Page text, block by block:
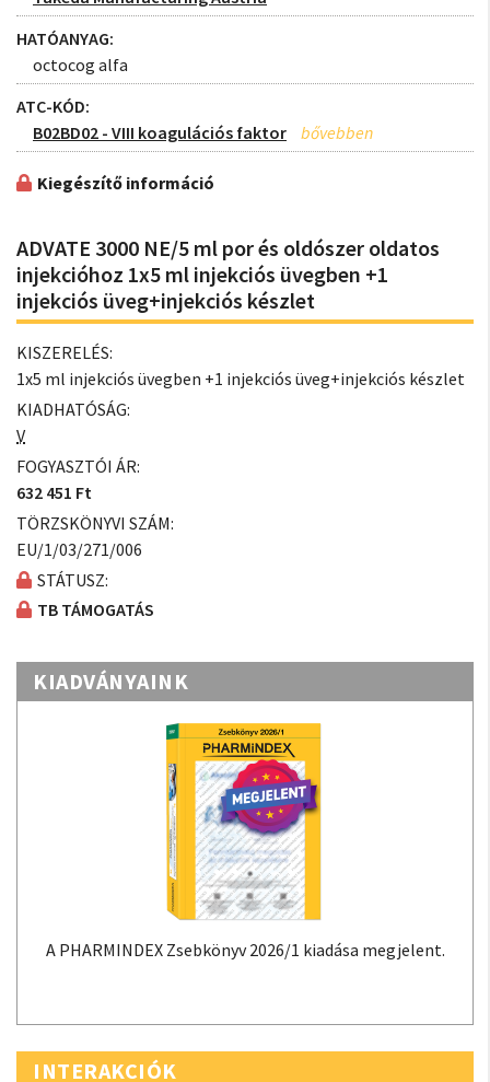
HATÓANYAG:
octocog alfa
ATC-KÓD:
B02BD02 - VIII koagulációs faktor
Kiegészítő információ
ADVATE 3000 NE/5 ml por és oldószer oldatos
injekcióhoz 1x5 ml injekciós üvegben +1
injekciós üveg+injekciós készlet
KISZERELÉS:
1x5 ml injekciós üvegben +1 injekciós üveg+injekciós készlet
KIADHATÓSÁG:
V
FOGYASZTÓI ÁR:
632 451 Ft
TÖRZSKÖNYVI SZÁM:
EU/1/03/271/006
STÁTUSZ:
TB TÁMOGATÁS
KIADVÁNYAINK
A PHARMINDEX Zsebkönyv 2026/1 kiadása megjelent.
INTERAKCIÓK